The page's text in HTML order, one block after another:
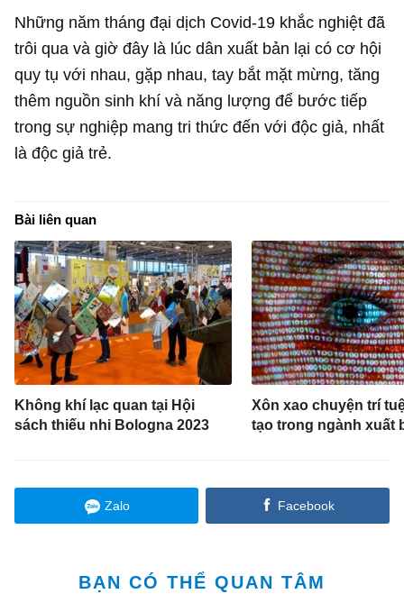
Những năm tháng đại dịch Covid-19 khắc nghiệt đã
trôi qua và giờ đây là lúc dân xuất bản lại có cơ hội
quy tụ với nhau, gặp nhau, tay bắt mặt mừng, tăng
thêm nguồn sinh khí và năng lượng để bước tiếp
trong sự nghiệp mang tri thức đến với độc giả, nhất
là độc giả trẻ.
Bài liên quan
Không khí lạc quan tại Hội
sách thiếu nhi Bologna 2023
Xôn xao chuyện trí
tạo trong ngành xuất
Zalo Facebook
BẠN CÓ THỂ QUAN TÂM